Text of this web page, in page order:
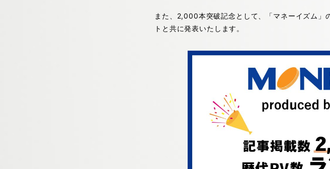
また、2,000本突破記念として、「マネーイズム」
トと共に発表いたします。